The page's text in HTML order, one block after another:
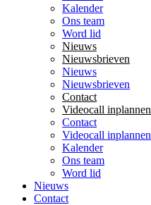
Kalender
Ons team
Word lid
Nieuws
Nieuwsbrieven
Nieuws
Nieuwsbrieven
Contact
Videocall inplannen
Contact
Videocall inplannen
Kalender
Ons team
Word lid
Nieuws
Contact